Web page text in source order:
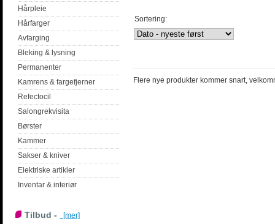
Hårpleie
Hårfarger
Avfarging
Bleking & lysning
Permanenter
Kamrens & fargefjerner
Refectocil
Salongrekvisita
Børster
Kammer
Sakser & kniver
Elektriske artikler
Inventar & interiør
Tilbud - [mer]
Sortering:
Flere nye produkter kommer snart,